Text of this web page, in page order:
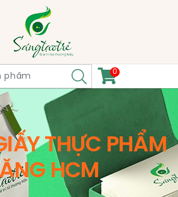
0
THỰC PHẨM
HCM